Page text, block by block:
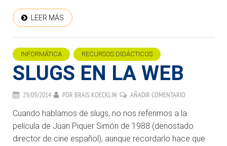
LEER MÁS
INFORMÁTICA RECURSOS DIDÁCTICOS
SLUGS EN LA WEB
29/09/2014 POR BRAIS KOECKLIN AÑADIR COMENTARIO
Cuando hablamos de slugs, no nos referimos a la
película de Juan Piquer Simón de 1988 (denostado
director de cine español), aunque recordarlo hace que